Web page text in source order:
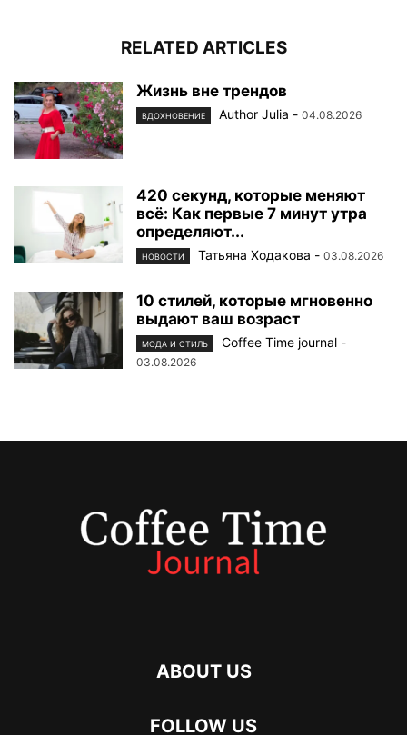
RELATED ARTICLES
Жизнь вне трендов
ВДОХНОВЕНИЕ Author Julia - 04.08.2026
420 секунд, которые меняют
всё: Как первые 7 минут утра
определяют...
НОВОСТИ Татьяна Ходакова - 03.08.2026
10 стилей, которые мгновенно
выдают ваш возраст
МОДА И СТИЛЬ Coffee Time journal -
03.08.2026
ABOUT US
FOLLOW US